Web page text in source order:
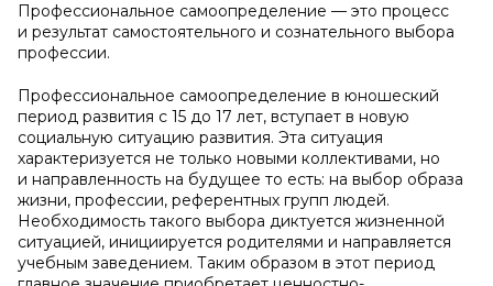
Профессиональное самоопределение — это процесс
и результат самостоятельного и сознательного выбора
профессии.
Профессиональное самоопределение в юношеский
период развития с 15 до 17 лет, вступает в новую
социальную ситуацию развития. Эта ситуация
характеризуется не только новыми коллективами, но
и направленность на будущее то есть: на выбор образа
жизни, профессии, референтных групп людей.
Необходимость такого выбора диктуется жизненной
ситуацией, инициируется родителями и направляется
учебным заведением. Таким образом в этот период